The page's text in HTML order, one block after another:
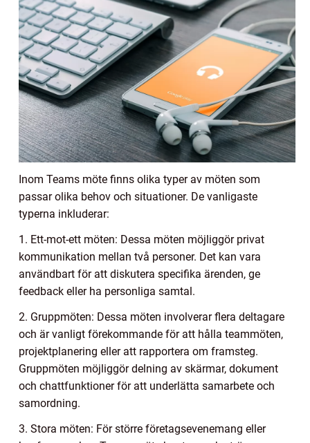
Inom Teams möte finns olika typer av möten som
passar olika behov och situationer. De vanligaste
typerna inkluderar:
1. Ett-mot-ett möten: Dessa möten möjliggör privat
kommunikation mellan två personer. Det kan vara
användbart för att diskutera specifika ärenden, ge
feedback eller ha personliga samtal.
2. Gruppmöten: Dessa möten involverar flera deltagare
och är vanligt förekommande för att hålla teammöten,
projektplanering eller att rapportera om framsteg.
Gruppmöten möjliggör delning av skärmar, dokument
och chattfunktioner för att underlätta samarbete och
samordning.
3. Stora möten: För större företagsevenemang eller